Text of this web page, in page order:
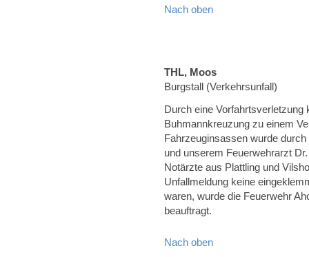
Nach oben
THL, Moos
Burgstall (Verkehrsunfall)
Durch eine
Buhmannkreuzung zu einem
Fahrzeuginsassen wurde
und unserem Feuerwehrarzt
Notärzte aus Plattling und
Unfallmeldung keine
waren, wurde die Feuerwehr
beauftragt.
Nach oben